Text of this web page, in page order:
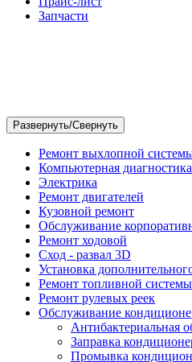
Запчасти
Ремонт выхлопной
Компьютерная диагностика
Электрика
Ремонт двигателей
Кузовной ремонт
Обслуживание
Ремонт ходовой
Сход - развал 3D
Установка
Ремонт топливной системы
Ремонт рулевых реек
Обслуживание
Антибактериальная
Заправка
Промывка